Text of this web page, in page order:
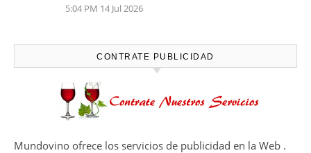
5:04 PM 14 Jul 2026
CONTRATE PUBLICIDAD
Mundovino ofrece los servicios de publicidad en la Web .